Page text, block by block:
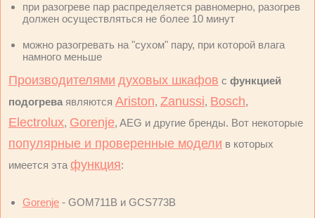
при разогреве пар распределяется равномерно, разогрев
должен осуществляться не более 10 минут
можно разогревать на "сухом" пару, при которой влага
намного меньше
Производителями духовых шкафов с функцией
подогрева являются Ariston, Zanussi, Bosch,
Electrolux, Gorenje, AEG и другие бренды. Вот некоторые
популярные и проверенные модели в которых
имеется эта функция:
Gorenje - GOM711B и GCS773B